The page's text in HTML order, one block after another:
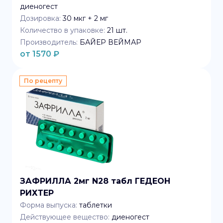
диеногест
Дозировка: 30 мкг + 2 мг
Количество в упаковке: 21 шт.
Производитель: БАЙЕР ВЕЙМАР
от 1570 ₽
По рецепту
ЗАФРИЛЛА 2мг N28 табл ГЕДЕОН
РИХТЕР
Форма выпуска: таблетки
Действующее вещество: диеногест